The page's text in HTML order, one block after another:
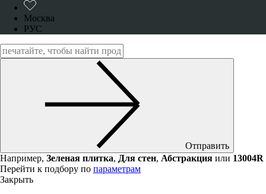
Москва
РУС
Отправить
Например, Зеленая плитка, Для стен, Абстракция или 13004R
Перейти к подбору по параметрам
Закрыть